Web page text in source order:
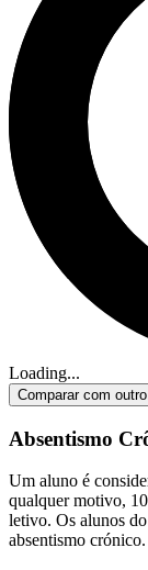
Loading...
Comparar com
Absentismo
Um aluno é
qualquer motivo,
letivo. Os alunos
absentismo crónico.